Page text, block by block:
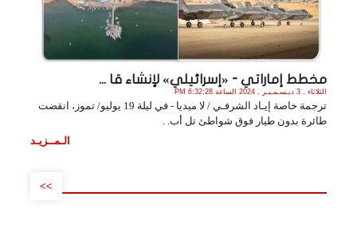
مخطط إماراتي - «إسرائيلي» لإنشاء قا ...
الثلاثاء , 3 ديـسـمـبـر , 2024 الساعة 6:32:28 PM
ترجمة خاصة إيـاد الشرفـي / لا ميديا - في ليلة 19 يوليو/ تموز، انقضت
طائرة بدون طيار فوق شواطئ تل أب. .
الـمــزيـد
>>